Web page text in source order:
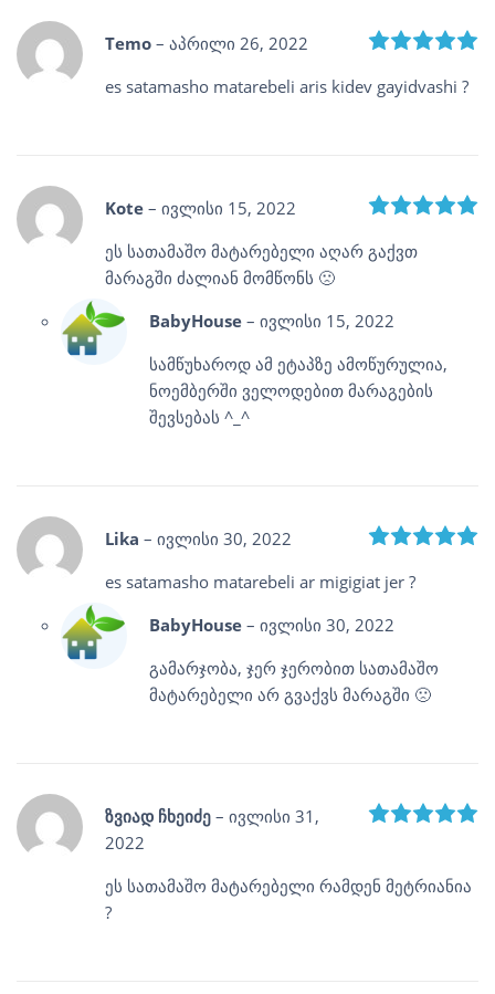
Temo – აპრილი 26, 2022
es satamasho matarebeli aris kidev gayidvashi ?
Kote – ივლისი 15, 2022
ეს სათამაშო მატარებელი აღარ გაქვთ
მარაგში ძალიან მომწონს 🙁
BabyHouse – ივლისი 15, 2022
სამწუხაროდ ამ ეტაპზე ამოწურულია,
ნოემბერში ველოდებით მარაგების
შევსებას ^_^
Lika – ივლისი 30, 2022
es satamasho matarebeli ar migigiat jer ?
BabyHouse – ივლისი 30, 2022
გამარჯობა, ჯერ ჯერობით სათამაშო
მატარებელი არ გვაქვს მარაგში 🙁
ზვიად ჩხეიძე – ივლისი 31,
2022
ეს სათამაშო მატარებელი რამდენ მეტრიანია
?